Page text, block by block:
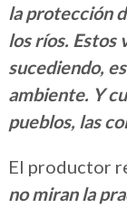
la protección
los ríos. Estos
sucediendo,
ambiente. Y
pueblos, las
El productor
no miran la